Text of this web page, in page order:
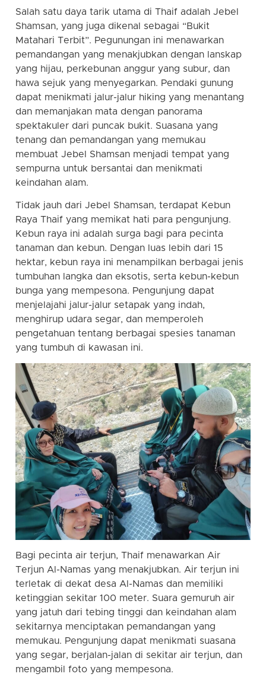
Salah satu daya tarik utama di Thaif adalah Jebel
Shamsan, yang juga dikenal sebagai “Bukit
Matahari Terbit”. Pegunungan ini menawarkan
pemandangan yang menakjubkan dengan lanskap
yang hijau, perkebunan anggur yang subur, dan
hawa sejuk yang menyegarkan. Pendaki gunung
dapat menikmati jalur-jalur hiking yang menantang
dan memanjakan mata dengan panorama
spektakuler dari puncak bukit. Suasana yang
tenang dan pemandangan yang memukau
membuat Jebel Shamsan menjadi tempat yang
sempurna untuk bersantai dan menikmati
keindahan alam.
Tidak jauh dari Jebel Shamsan, terdapat Kebun
Raya Thaif yang memikat hati para pengunjung.
Kebun raya ini adalah surga bagi para pecinta
tanaman dan kebun. Dengan luas lebih dari 15
hektar, kebun raya ini menampilkan berbagai jenis
tumbuhan langka dan eksotis, serta kebun-kebun
bunga yang mempesona. Pengunjung dapat
menjelajahi jalur-jalur setapak yang indah,
menghirup udara segar, dan memperoleh
pengetahuan tentang berbagai spesies tanaman
yang tumbuh di kawasan ini.
Bagi pecinta air terjun, Thaif menawarkan Air
Terjun Al-Namas yang menakjubkan. Air terjun ini
terletak di dekat desa Al-Namas dan memiliki
ketinggian sekitar 100 meter. Suara gemuruh air
yang jatuh dari tebing tinggi dan keindahan alam
sekitarnya menciptakan pemandangan yang
memukau. Pengunjung dapat menikmati suasana
yang segar, berjalan-jalan di sekitar air terjun, dan
mengambil foto yang mempesona.